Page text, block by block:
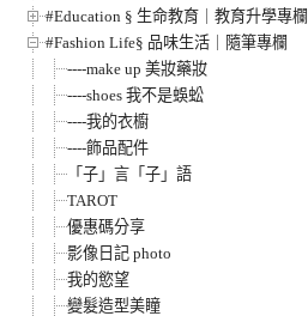
#Education § 生命教育｜教育升學專欄
#Fashion Life§ 品味生活｜隨筆專欄
----make up 美妝藥妝
----shoes 我不是蜈蚣
----我的衣櫥
----飾品配件
「子」言「子」語
TAROT
優惠碼分享
影像日記 photo
我的慾望
變髮造型美瞳